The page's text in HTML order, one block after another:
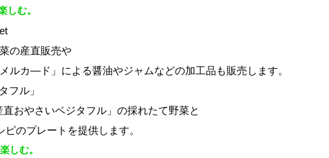
しむ。
の産直販売や
ルカ―ド」による醤油やジャムなどの加工品も販売します。
フル」
おやさいベジタフル」の採れたて野菜と
のプレートを提供します。
しむ。